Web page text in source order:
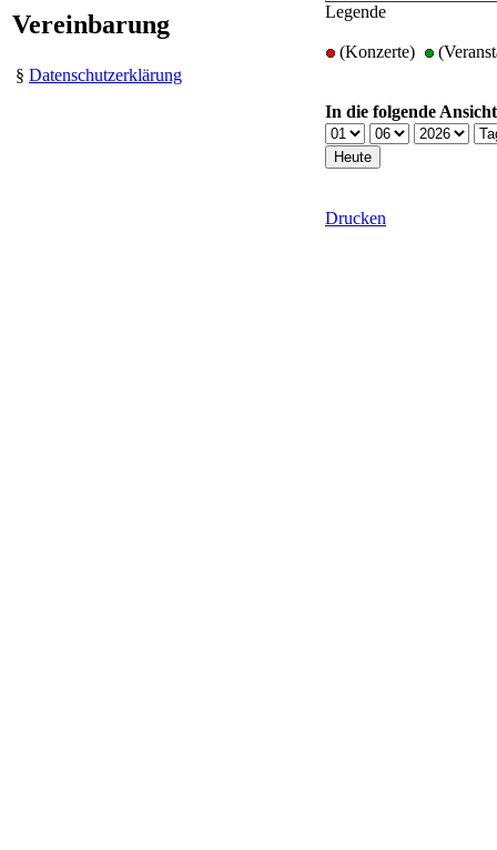
Vereinbarung
§ Datenschutzerklärung
Legende
(Konzerte)
In die folgende
Drucken